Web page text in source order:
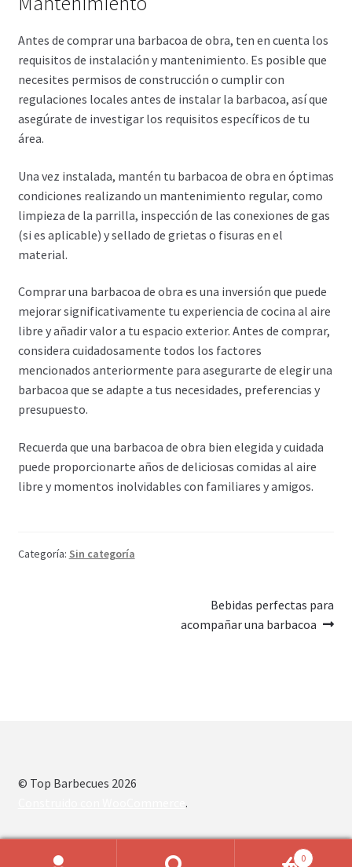
Antes de comprar una barbacoa de obra, ten en cuenta los
requisitos de instalación y mantenimiento. Es posible que
necesites permisos de construcción o cumplir con
regulaciones locales antes de instalar la barbacoa, así que
asegúrate de investigar los requisitos específicos de tu
área.
Una vez instalada, mantén tu barbacoa de obra en óptimas
condiciones realizando un mantenimiento regular, como
limpieza de la parrilla, inspección de las conexiones de gas
(si es aplicable) y sellado de grietas o fisuras en el
material.
Comprar una barbacoa de obra es una inversión que puede
mejorar significativamente tu experiencia de cocina al aire
libre y añadir valor a tu espacio exterior. Antes de comprar,
considera cuidadosamente todos los factores
mencionados anteriormente para asegurarte de elegir una
barbacoa que se adapte a tus necesidades, preferencias y
presupuesto.
Recuerda que una barbacoa de obra bien elegida y cuidada
puede proporcionarte años de deliciosas comidas al aire
libre y momentos inolvidables con familiares y amigos.
Categoría: Sin categoría
Siguiente:
Bebidas perfectas para
acompañar una barbacoa
© Top Barbecues 2026
.
0